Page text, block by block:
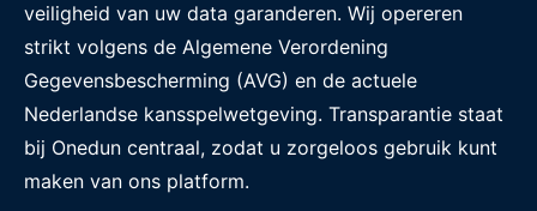
veiligheid van uw data garanderen. Wij opereren
strikt volgens de Algemene Verordening
Gegevensbescherming (AVG) en de actuele
Nederlandse kansspelwetgeving. Transparantie staat
bij Onedun centraal, zodat u zorgeloos gebruik kunt
maken van ons platform.